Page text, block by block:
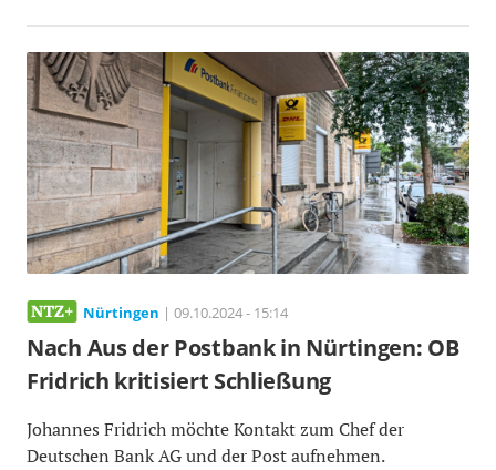
Nürtingen | 09.10.2024 - 15:14
Nach Aus der Postbank in Nürtingen: OB
Fridrich kritisiert Schließung
Johannes Fridrich möchte Kontakt zum Chef der
Deutschen Bank AG und der Post aufnehmen.